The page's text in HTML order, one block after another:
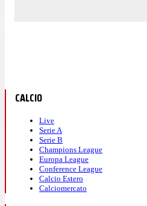
CALCIO
Live
Serie A
Serie B
Champions League
Europa League
Conference League
Calcio Estero
Calciomercato